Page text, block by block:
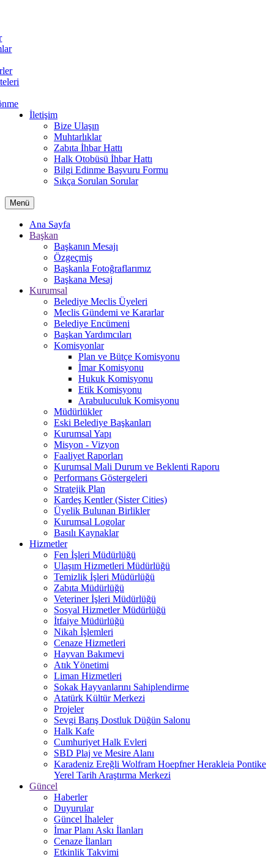
İletişim
Bize Ulaşın
Muhtarlıklar
Zabıta İhbar Hattı
Halk Otobüsü İhbar Hattı
Bilgi Edinme Başvuru Formu
Sıkça Sorulan Sorular
Menü
Ana Sayfa
Başkan
Başkanın Mesajı
Özgeçmiş
Başkanla Fotoğraflarımız
Başkana Mesaj
Kurumsal
Belediye Meclis Üyeleri
Meclis Gündemi ve Kararlar
Belediye Encümeni
Başkan Yardımcıları
Komisyonlar
Plan ve Bütçe Komisyonu
İmar Komisyonu
Hukuk Komisyonu
Etik Komisyonu
Arabuluculuk Komisyonu
Müdürlükler
Eski Belediye Başkanları
Kurumsal Yapı
Misyon - Vizyon
Faaliyet Raporları
Kurumsal Mali Durum ve Beklenti Raporu
Performans Göstergeleri
Stratejik Plan
Kardeş Kentler (Sister Cities)
Üyelik Bulunan Birlikler
Kurumsal Logolar
Basılı Kaynaklar
Hizmetler
Fen İşleri Müdürlüğü
Ulaşım Hizmetleri Müdürlüğü
Temizlik İşleri Müdürlüğü
Zabıta Müdürlüğü
Veteriner İşleri Müdürlüğü
Sosyal Hizmetler Müdürlüğü
İtfaiye Müdürlüğü
Nikah İşlemleri
Cenaze Hizmetleri
Hayvan Bakımevi
Atık Yönetimi
Liman Hizmetleri
Sokak Hayvanlarını Sahiplendirme
Atatürk Kültür Merkezi
Projeler
Sevgi Barış Dostluk Düğün Salonu
Halk Kafe
Cumhuriyet Halk Evleri
SBD Plaj ve Mesire Alanı
Karadeniz Ereğli Wolfram Hoepfner Herakleia Pontike
Yerel Tarih Araştırma Merkezi
Güncel
Haberler
Duyurular
Güncel İhaleler
İmar Planı Askı İlanları
Cenaze İlanları
Etkinlik Takvimi